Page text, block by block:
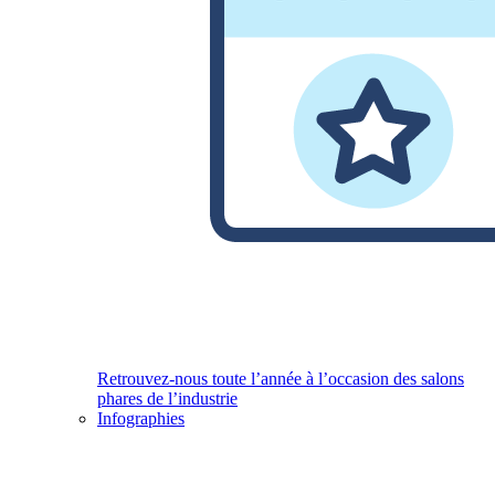
Retrouvez-nous toute l’année à l’occasion des salons
phares de l’industrie
Infographies